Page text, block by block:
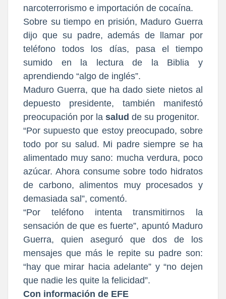
narcoterrorismo e importación de cocaína.
Sobre su tiempo en prisión, Maduro Guerra
dijo que su padre, además de llamar por
teléfono todos los días, pasa el tiempo
sumido en la lectura de la Biblia y
aprendiendo “algo de inglés”.
Maduro Guerra, que ha dado siete nietos al
depuesto presidente, también manifestó
preocupación por la salud de su progenitor.
“Por supuesto que estoy preocupado, sobre
todo por su salud. Mi padre siempre se ha
alimentado muy sano: mucha verdura, poco
azúcar. Ahora consume sobre todo hidratos
de carbono, alimentos muy procesados y
demasiada sal”, comentó.
“Por teléfono intenta transmitirnos la
sensación de que es fuerte”, apuntó Maduro
Guerra, quien aseguró que dos de los
mensajes que más le repite su padre son:
“hay que mirar hacia adelante” y “no dejen
que nadie les quite la felicidad”.
Con información de EFE